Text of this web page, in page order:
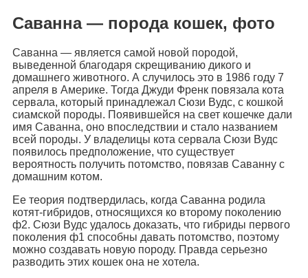
Саванна — порода кошек, фото
Саванна — является самой новой породой,
выведенной благодаря скрещиванию дикого и
домашнего животного. А случилось это в 1986 году 7
апреля в Америке. Тогда Джуди Френк повязала кота
сервала, который принадлежал Сюзи Вудс, с кошкой
сиамской породы. Появившейся на свет кошечке дали
имя Саванна, оно впоследствии и стало названием
всей породы. У владелицы кота сервала Сюзи Вудс
появилось предположение, что существует
вероятность получить потомство, повязав Саванну с
домашним котом.
Ее теория подтвердилась, когда Саванна родила
котят-гибридов, относящихся ко второму поколению
ф2. Сюзи Вудс удалось доказать, что гибриды первого
поколения ф1 способны давать потомство, поэтому
можно создавать новую породу. Правда серьезно
разводить этих кошек она не хотела.